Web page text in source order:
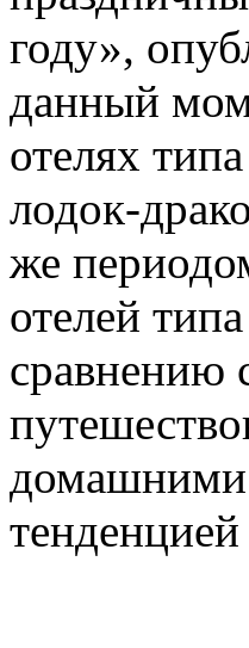
году»,
данный
отелях
лодок-
же
отелей
сравнению
домашними